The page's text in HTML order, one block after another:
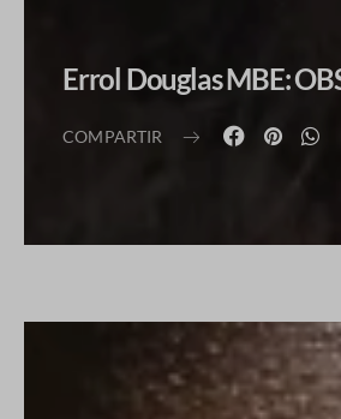
Errol Douglas MBE:
COMPARTIR